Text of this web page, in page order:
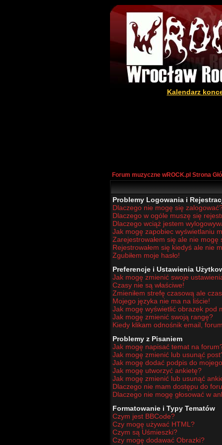
Kalendarz
Forum muzyczne wROCK.pl Strona
Problemy Logowania i
Dlaczego nie mogę się
Dlaczego w ogóle muszę się
Dlaczego wciąż jestem
Jak mogę zapobiec wyświetlaniu
Zarejestrowałem się ale nie mogę
Rejestrowałem się kiedyś ale nie
Zgubiłem moje hasło!
Preferencje i Ustawienia
Jak mogę zmienić swoje
Czasy nie są właściwe!
Zmieniłem strefę czasową ale
Mojego języka nie ma na liście!
Jak mogę wyświetlić obrazek pod
Jak mogę zmienić swoją rangę?
Kiedy klikam odnośnik email,
Problemy z Pisaniem
Jak mogę napisać temat na
Jak mogę zmienić lub usunąć
Jak mogę dodać podpis do
Jak mogę utworzyć ankietę?
Jak mogę zmienić lub usunąć
Dlaczego nie mam dostępu do
Dlaczego nie mogę głosować w
Formatowanie i Typy Tematów
Czym jest BBCode?
Czy mogę używać HTML?
Czym są Uśmieszki?
Czy mogę dodawać Obrazki?